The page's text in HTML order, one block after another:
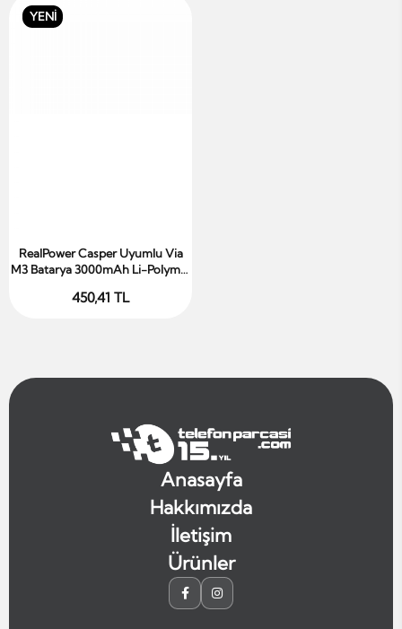
YENİ
Sepete Ekle
RealPower Casper Uyumlu Via
M3 Batarya 3000mAh Li-Polymer
450,41 TL
Anasayfa
Hakkımızda
İletişim
Ürünler